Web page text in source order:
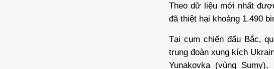
Theo dữ liệu mới nhất
đã thiệt hại khoảng 1.490
Tại cụm chiến đấu Bắc,
trung đoàn xung kích
Yunakovka (vùng